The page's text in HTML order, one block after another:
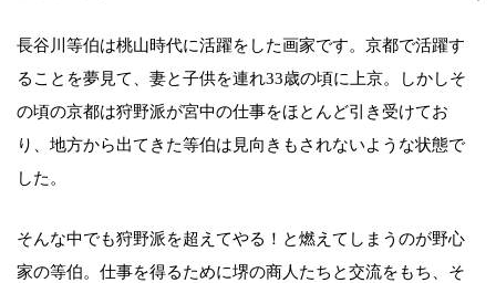
長谷川等伯は桃山時代に活躍をした画家です。京都で活躍す
ることを夢見て、妻と子供を連れ33歳の頃に上京。しかしそ
の頃の京都は狩野派が宮中の仕事をほとんど引き受けてお
り、地方から出てきた等伯は見向きもされないような状態で
した。
そんな中でも狩野派を超えてやる！と燃えてしまうのが野心
家の等伯。仕事を得るために堺の商人たちと交流をもち、そ